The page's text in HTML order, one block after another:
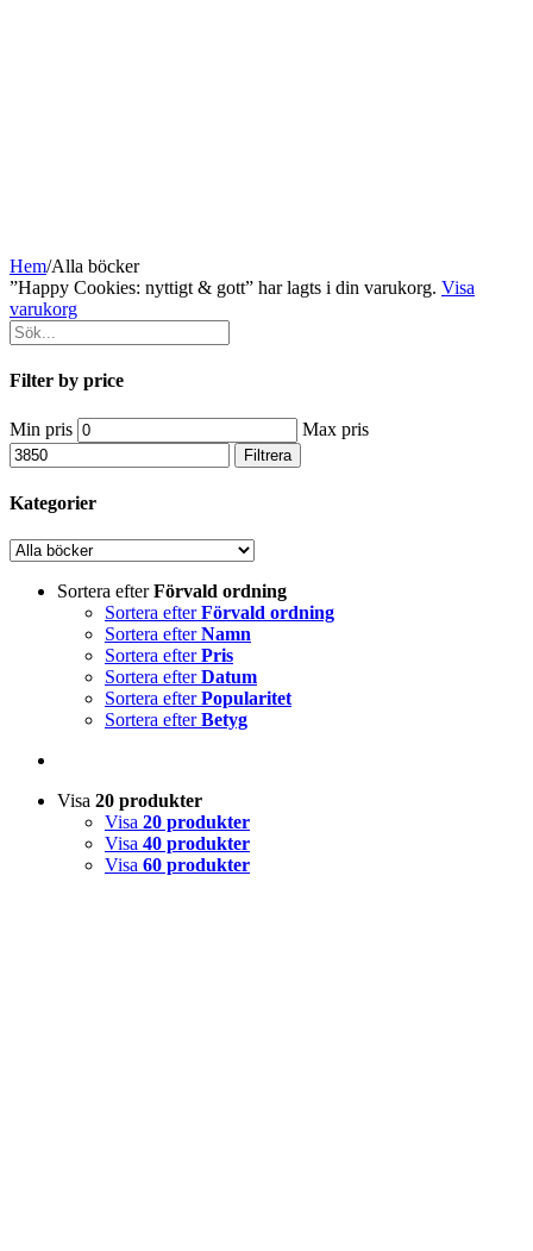
Hem/Alla böcker
”Happy Cookies: nyttigt & gott” har lagts i din varukorg. Visa
varukorg
Filter by price
Min pris Max pris
Filtrera
Kategorier
Sortera efterFörvald ordning
Sortera efterFörvald ordning
Sortera efterNamn
Sortera efterPris
Sortera efterDatum
Sortera efterPopularitet
Sortera efterBetyg
Visa 20 produkter
Visa 20 produkter
Visa 40 produkter
Visa 60 produkter